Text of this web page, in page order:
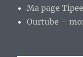
Ma page
Ourtube –